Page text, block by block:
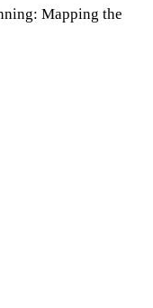
Mapping the